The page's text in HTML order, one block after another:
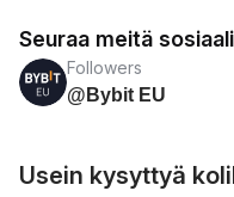
Seuraa meitä
Followers
@Bybit EU
Usein kysyttyä